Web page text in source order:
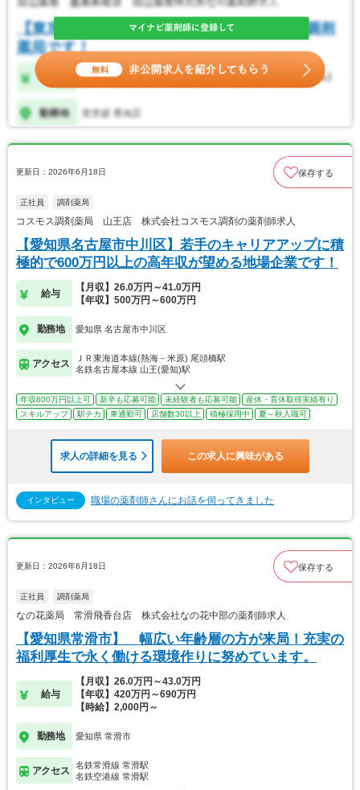
更新日：2026年6月18日 保存する
正社員 調剤薬局
コスモス調剤薬局 山王店 株式会社コスモス調剤の薬剤師求人
【愛知県名古屋市中川区】若手のキャリアアップに積
極的で600万円以上の高年収が望める地場企業です！
給与
【月収】26.0万円～41.0万円
【年収】500万円～600万円
勤務地 愛知県 名古屋市中川区
アクセス
ＪＲ東海道本線(熱海－米原) 尾頭橋駅
名鉄名古屋本線 山王(愛知)駅
年収600万円以上可 新卒も応募可能 未経験者も応募可能
産休・育休取得実績有り
スキルアップ
駅チカ 車通勤可 店舗数30以上 積極採用中 夏～秋入職可
求人の詳細を見る この求人に興味がある
インタビュー 職場の薬剤師さんにお話を伺ってきました
更新日：2026年6月18日 保存する
正社員 調剤薬局
なの花薬局 常滑飛香台店 株式会社なの花中部の薬剤師求人
【愛知県常滑市】 幅広い年齢層の方が来局！充実の
福利厚生で永く働ける環境作りに努めています。
給与
【月収】26.0万円～43.0万円
【年収】420万円～690万円
【時給】2,000円～
勤務地 愛知県 常滑市
アクセス
名鉄常滑線 常滑駅
名鉄空港線 常滑駅